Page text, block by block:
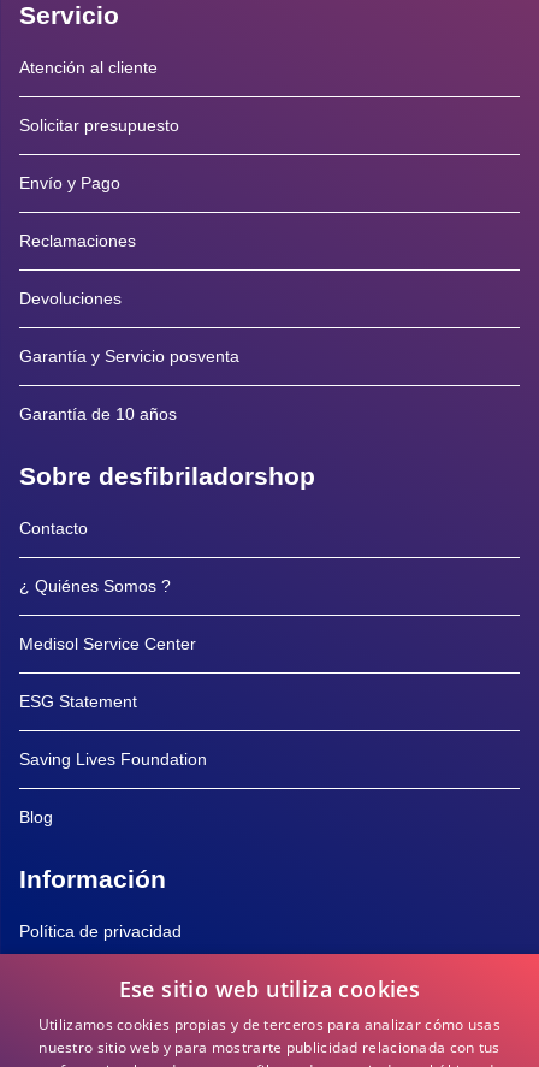
Servicio
Atención al cliente
Solicitar presupuesto
Envío y Pago
Reclamaciones
Devoluciones
Garantía y Servicio posventa
Garantía de 10 años
Sobre desfibriladorshop
Contacto
¿ Quiénes Somos ?
Medisol Service Center
ESG Statement
Saving Lives Foundation
Blog
Información
Política de privacidad
Política de Cookies
Términos y Condiciones
Ese sitio web utiliza cookies
Utilizamos cookies propias y de terceros para analizar cómo usas
nuestro sitio web y para mostrarte publicidad relacionada con tus